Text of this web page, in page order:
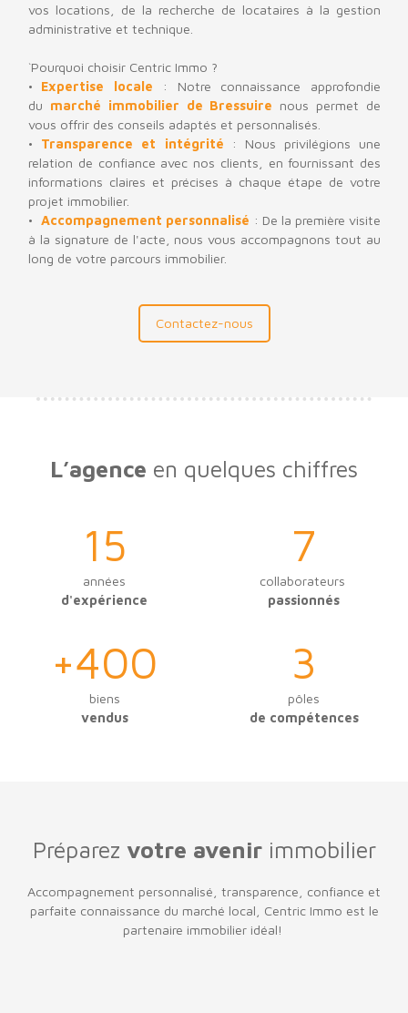
vos locations, de la recherche de locataires à la gestion
administrative et technique.
`Pourquoi choisir Centric Immo ?
Expertise locale
: Notre connaissance approfondie
du marché immobilier de Bressuire nous permet de
vous offrir des conseils adaptés et personnalisés.
Transparence et intégrité
: Nous privilégions une
relation de confiance avec nos clients, en fournissant des
informations claires et précises à chaque étape de votre
projet immobilier.
Accompagnement personnalisé : De la première visite
à la signature de l'acte, nous vous accompagnons tout au
long de votre parcours immobilier.
Contactez-nous
L’agence en quelques chiffres
15
années
d'expérience
7
collaborateurs
passionnés
+400
biens
vendus
3
pôles
de compétences
Préparez votre avenirimmobilier
Accompagnement personnalisé, transparence, confiance et
parfaite connaissance du marché local, Centric Immo est le
partenaire immobilier idéal!